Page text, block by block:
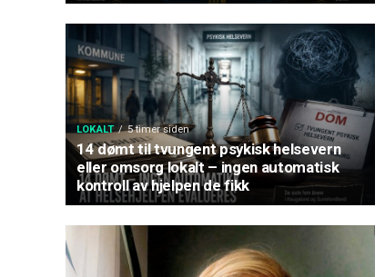
LOKALT 5 timer siden
14 dømt til tvungent psykisk helsevern
eller omsorg lokalt – ingen automatisk
kontroll av hjelpen de fikk